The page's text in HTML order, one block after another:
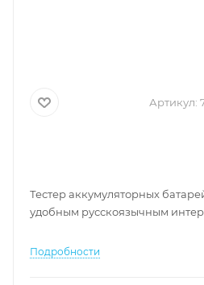
Артикул:
Тестер аккумуляторных
удобным русскоязычным
Подробности